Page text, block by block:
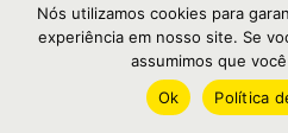
Nós utilizamos cookies para
experiência em nosso site. Se
assumimos que
Ok
Política